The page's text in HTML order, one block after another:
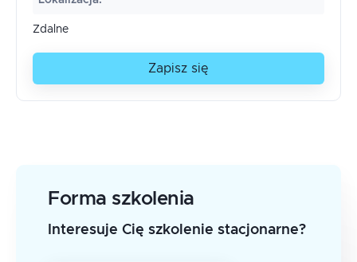
Zdalne
Zapisz się
Forma szkolenia
Interesuje Cię szkolenie stacjonarne?